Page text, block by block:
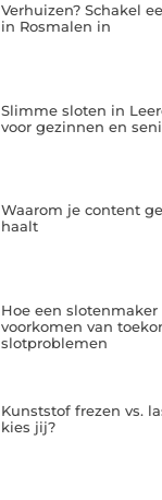
Verhuizen? Schakel
in Rosmalen in
Slimme sloten in
voor gezinnen en
Waarom je content
haalt
Hoe een
voorkomen van
slotproblemen
Kunststof frezen vs.
kies jij?